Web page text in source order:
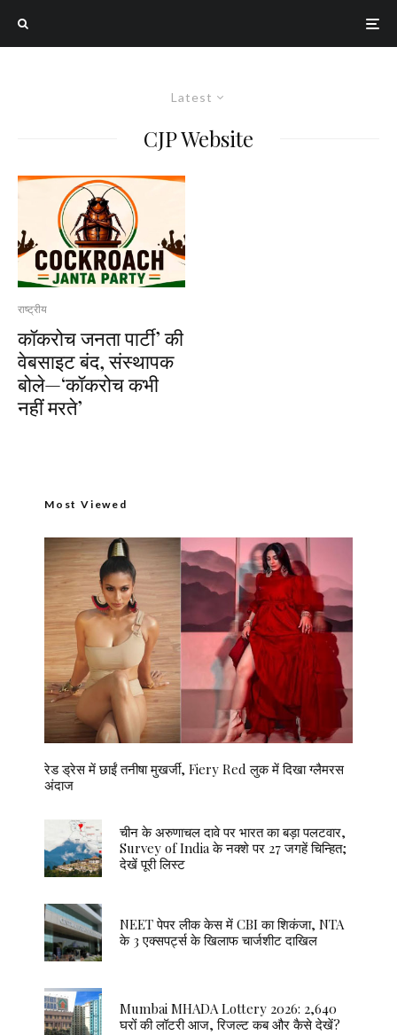
Latest
CJP Website
राष्ट्रीय
कॉकरोच जनता पार्टी’ की
वेबसाइट बंद, संस्थापक
बोले—‘कॉकरोच कभी
नहीं मरते’
Most Viewed
रेड ड्रेस में छाईं तनीषा मुखर्जी, Fiery Red लुक में दिखा ग्लैमरस
अंदाज
चीन के अरुणाचल दावे पर भारत का बड़ा पलटवार,
Survey of India के नक्शे पर 27 जगहें चिन्हित;
देखें पूरी लिस्ट
NEET पेपर लीक केस में CBI का शिकंजा, NTA
के 3 एक्सपर्ट्स के खिलाफ चार्जशीट दाखिल
Mumbai MHADA Lottery 2026: 2,640
घरों की लॉटरी आज, रिजल्ट कब और कैसे देखें?